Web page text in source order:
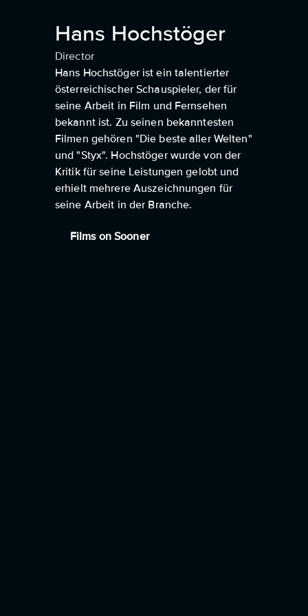
Hans Hochstöger
Director
Hans Hochstöger ist ein talentierter
österreichischer Schauspieler, der für
seine Arbeit in Film und Fernsehen
bekannt ist. Zu seinen bekanntesten
Filmen gehören "Die beste aller Welten"
und "Styx". Hochstöger wurde von der
Kritik für seine Leistungen gelobt und
erhielt mehrere Auszeichnungen für
seine Arbeit in der Branche.
Films on Sooner